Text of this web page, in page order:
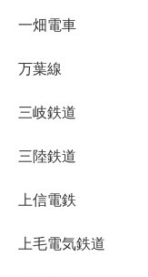
一畑電車
万葉線
三岐鉄道
三陸鉄道
上信電鉄
上毛電気鉄道